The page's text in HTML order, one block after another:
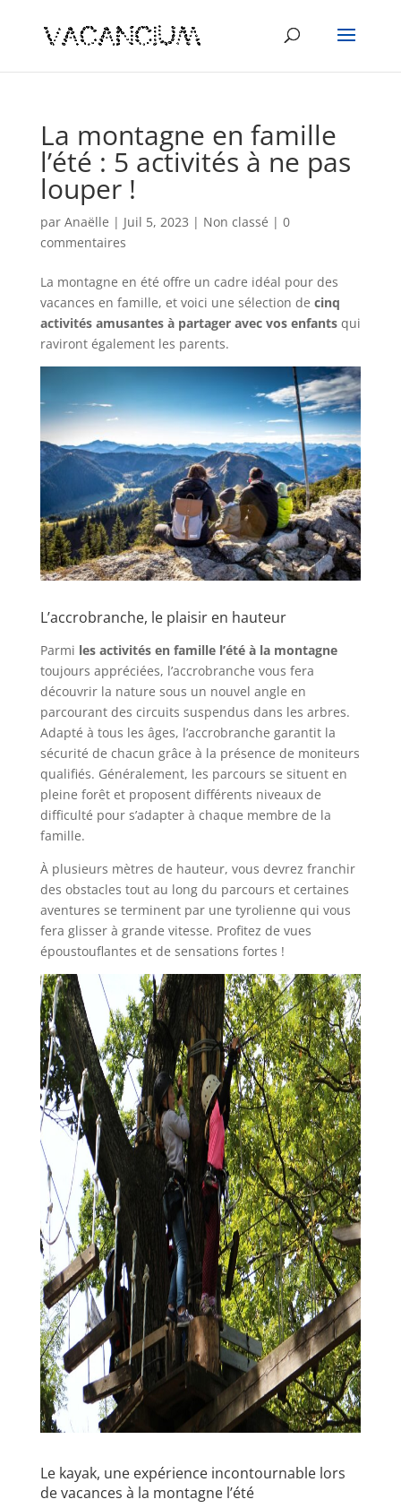
La montagne en famille
l’été : 5 activités à ne pas
louper !
par Anaëlle | Juil 5, 2023 | Non classé | 0
commentaires
La montagne en été offre un cadre idéal pour des
vacances en famille, et voici une sélection de cinq
activités amusantes à partager avec vos enfants qui
raviront également les parents.
L’accrobranche, le plaisir en hauteur
Parmi les activités en famille l’été à la montagne
toujours appréciées, l’accrobranche vous fera
découvrir la nature sous un nouvel angle en
parcourant des circuits suspendus dans les arbres.
Adapté à tous les âges, l’accrobranche garantit la
sécurité de chacun grâce à la présence de moniteurs
qualifiés. Généralement, les parcours se situent en
pleine forêt et proposent différents niveaux de
difficulté pour s’adapter à chaque membre de la
famille.
À plusieurs mètres de hauteur, vous devrez franchir
des obstacles tout au long du parcours et certaines
aventures se terminent par une tyrolienne qui vous
fera glisser à grande vitesse. Profitez de vues
époustouflantes et de sensations fortes !
Le kayak, une expérience incontournable lors
de vacances à la montagne l’été